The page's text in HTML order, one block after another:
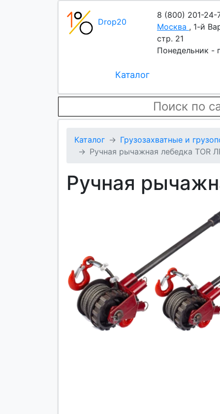
Drop20
8 (800) 201-24-
Москва , 1-й
стр. 21
Понедельник -
Каталог
Каталог Грузозахватные и
Ручная рычажная лебедка TOR
Ручная